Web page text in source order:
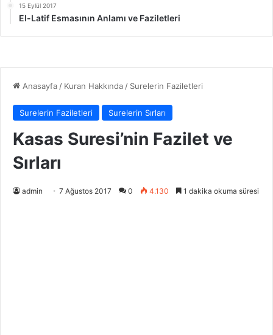
15 Eylül 2017
El-Latif Esmasının Anlamı ve Faziletleri